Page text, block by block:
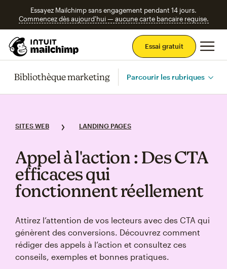
Essayez Mailchimp sans engagement pendant 14 jours.
Commencez dès aujourd'hui — aucune carte bancaire requise.
Essai gratuit
Bibliothèque marketing Parcourir les rubriques
SITES WEB LANDING PAGES
Appel à l'action : Des CTA
efficaces qui
fonctionnent réellement
Attirez l’attention de vos lecteurs avec des CTA qui
génèrent des conversions. Découvrez comment
rédiger des appels à l’action et consultez ces
conseils, exemples et bonnes pratiques.